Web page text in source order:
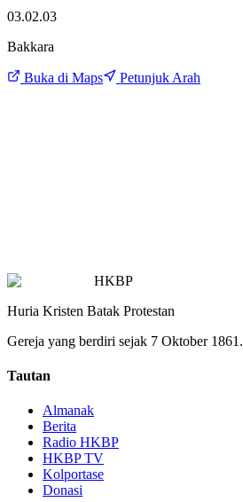
03.02.03
Bakkara
Buka di Maps Petunjuk Arah
HKBP
Huria Kristen Batak Protestan
Gereja yang berdiri sejak 7 Oktober 1861.
Tautan
Almanak
Berita
Radio HKBP
HKBP TV
Kolportase
Donasi